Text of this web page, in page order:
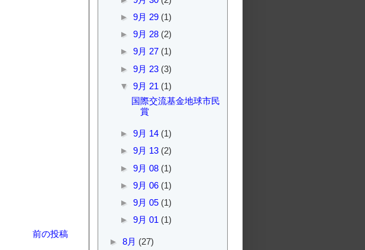
前の投稿
► 9月 29 (1)
► 9月 28 (2)
► 9月 27 (1)
► 9月 23 (3)
▼ 9月 21 (1)
国際交流基金地球市民
賞
► 9月 14 (1)
► 9月 13 (2)
► 9月 08 (1)
► 9月 06 (1)
► 9月 05 (1)
► 9月 01 (1)
► 8月 (27)